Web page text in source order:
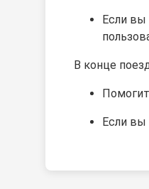
Если вы
В конце
Если вы